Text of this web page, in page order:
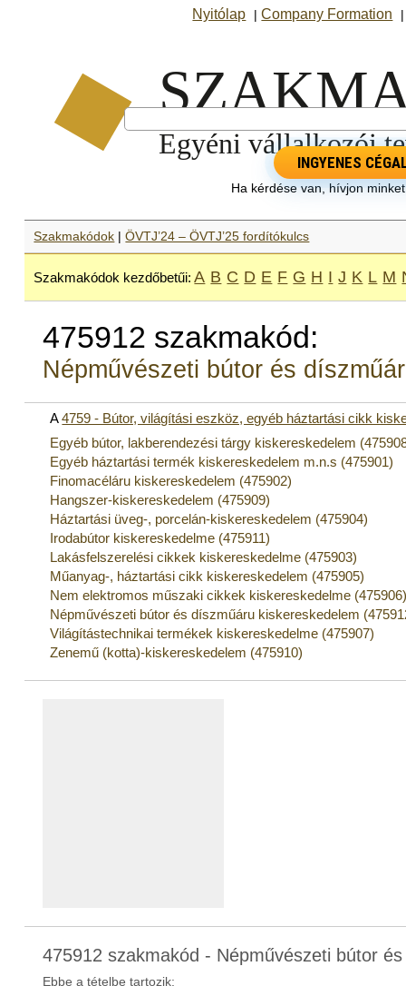
Nyitólap |Company Formation
INGYENES
Ha kérdése van, hívjon
Szakmakódok |ÖVTJ’24 – ÖVTJ’25 fordítókulcs
Szakmakódok kezdőbetűi: A B C D E F G H I J K L M
475912 szakmakód:
Népművészeti bútor és
A4759 - Bútor, világítási eszköz, egyéb háztartási cikk
Egyéb bútor, lakberendezési tárgy kiskereskedelem
Egyéb háztartási termék kiskereskedelem m.n.s (475901)
Finomacéláru kiskereskedelem (475902)
Hangszer-kiskereskedelem (475909)
Háztartási üveg-, porcelán-kiskereskedelem (475904)
Irodabútor kiskereskedelme (475911)
Lakásfelszerelési cikkek kiskereskedelme (475903)
Műanyag-, háztartási cikk kiskereskedelem (475905)
Nem elektromos műszaki cikkek kiskereskedelme
Népművészeti bútor és díszműáru kiskereskedelem
Világítástechnikai termékek kiskereskedelme (475907)
Zenemű (kotta)-kiskereskedelem (475910)
475912 szakmakód - Népművészeti bútor
Ebbe a tételbe tartozik: